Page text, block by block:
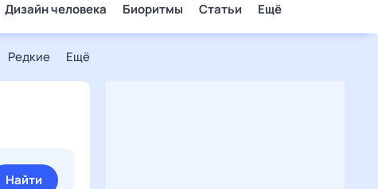
Дизайн человека Биоритмы Статьи Ещё
Редкие Ещё
Найти